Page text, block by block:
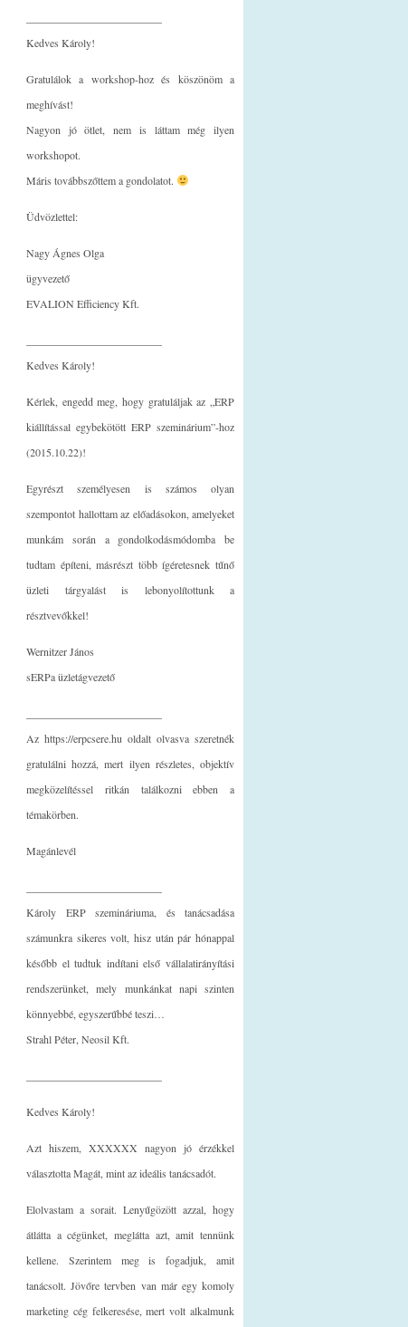
Kedves Károly!
Gratulálok a workshop-hoz és köszönöm a
meghívást!
Nagyon jó ötlet, nem is láttam még ilyen
workshopot.
Máris továbbszőttem a gondolatot.
Üdvözlettel:
Nagy Ágnes Olga
ügyvezető
EVALION Efficiency Kft.
Kedves Károly!
Kérlek, engedd meg, hogy gratuláljak az „ERP
kiállítással egybekötött ERP szeminárium”-hoz
(2015.10.22)!
Egyrészt személyesen is számos olyan
szempontot hallottam az előadásokon, amelyeket
munkám során a gondolkodásmódomba be
tudtam építeni, másrészt több ígéretesnek tűnő
üzleti tárgyalást is lebonyolítottunk a
résztvevőkkel!
Wernitzer János
sERPa üzletágvezető
Az https://erpcsere.hu oldalt olvasva szeretnék
gratulálni hozzá, mert ilyen részletes, objektív
megközelítéssel ritkán találkozni ebben a
témakörben.
Magánlevél
Károly ERP szemináriuma, és tanácsadása
számunkra sikeres volt, hisz után pár hónappal
később el tudtuk indítani első vállalatirányítási
rendszerünket, mely munkánkat napi szinten
könnyebbé, egyszerűbbé teszi…
Strahl Péter, Neosil Kft.
Kedves Károly!
Azt hiszem, XXXXXX nagyon jó érzékkel
választotta Magát, mint az ideális tanácsadót.
Elolvastam a sorait. Lenyűgözött azzal, hogy
átlátta a cégünket, meglátta azt, amit tennünk
kellene. Szerintem meg is fogadjuk, amit
tanácsolt. Jövőre tervben van már egy komoly
marketing cég felkeresése, mert volt alkalmunk